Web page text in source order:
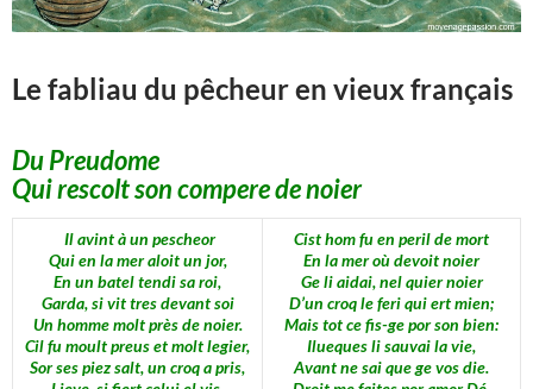
Le fabliau du pêcheur en vieux français
Du Preudome
Qui rescolt son compere de noier
Il avint à un pescheor
Qui en la mer aloit un jor,
En un batel tendi sa roi,
Garda, si vit tres devant soi
Un homme molt près de noier.
Cil fu moult preus et molt legier,
Sor ses piez salt, un croq a pris,
Cist hom fu en peril de mort
En la mer où devoit noier
Ge li aidai, nel quier noier
D’un croq le feri qui ert mien;
Mais tot ce fis-ge por son bien:
Ilueques li sauvai la vie,
Avant ne sai que ge vos die.